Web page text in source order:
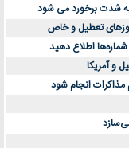
شدت برخورد می شود
روزهای تعطیل و خاص
اطلاع دهید
مذاکرات انجام شود